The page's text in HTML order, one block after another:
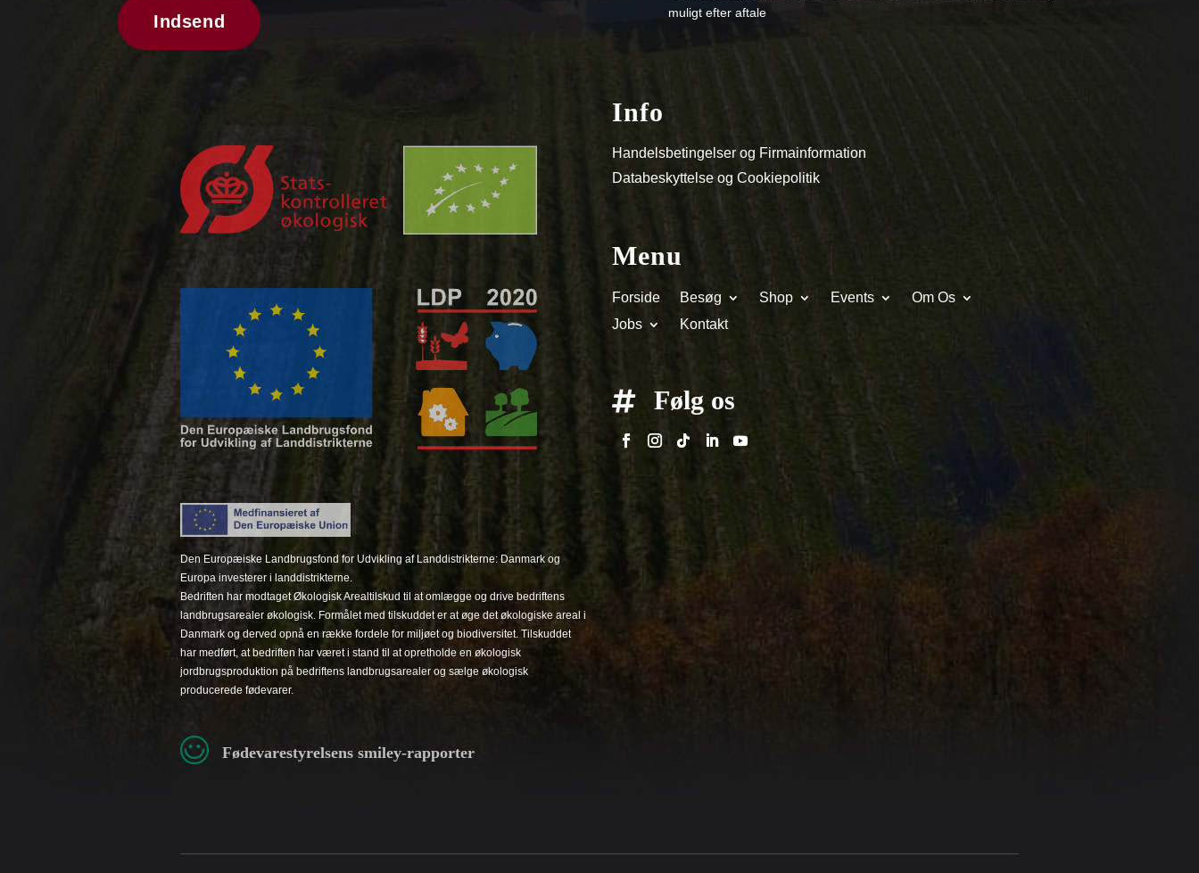
muligt efter aftale
Den Europæiske Landbrugsfond for Udvikling af Landdistrikterne: Danmark og
Europa investerer i landdistrikterne.
Bedriften har modtaget Økologisk Arealtilskud til at omlægge og drive bedriftens
landbrugsarealer økologisk. Formålet med tilskuddet er at øge det økologiske areal i
Danmark og derved opnå en række fordele for miljøet og biodiversitet. Tilskuddet
har medført, at bedriften har været i stand til at opretholde en økologisk
jordbrugsproduktion på bedriftens landbrugsarealer og sælge økologisk
producerede fødevarer.
Fødevarestyrelsens smiley-rapporter
Info
Handelsbetingelser og Firmainformation
Databeskyttelse og Cookiepolitik
Menu
Forside Besøg Shop Events
Om Os
Jobs
Kontakt
 Følg os